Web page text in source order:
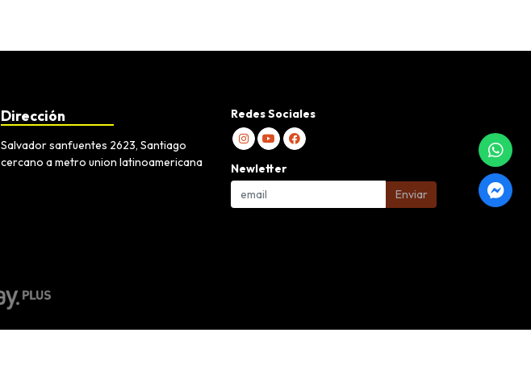
Dirección
Salvador sanfuentes 2623, Santiago
cercano a metro union latinoamericana
Redes Sociales
Newletter
Enviar